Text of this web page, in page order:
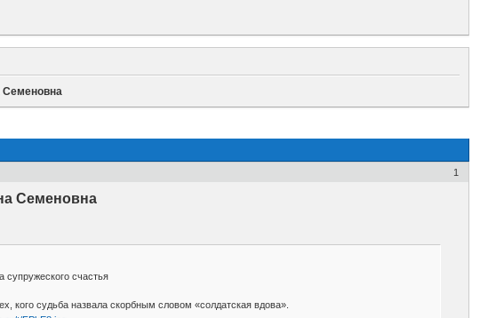
Семеновна
1
Семеновна
счастья
судьба назвала скорбным словом «солдатская вдова».